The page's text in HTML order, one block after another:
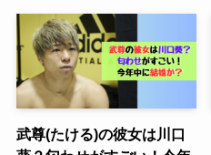
武尊(たける)の彼女は川口